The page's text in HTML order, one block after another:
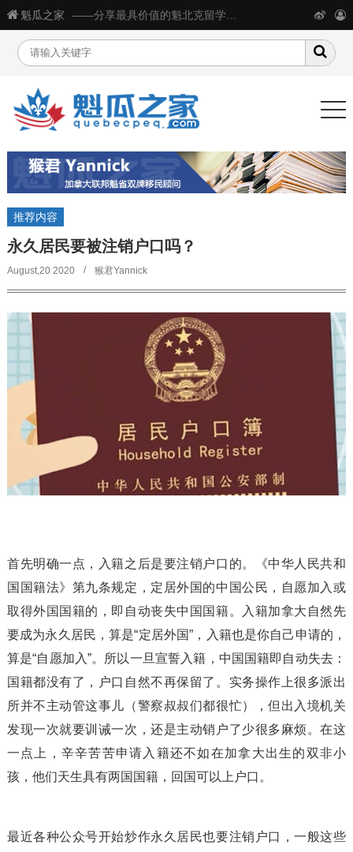
魁瓜之家 ——分享最具价值的魁北克留学移民生活信息
推荐内容
永久居民要被注销户口吗？
August,20 2020 猴君Yannick
首先明确一点，入籍之后是要注销户口的。《中华人民共和
国国籍法》第九条规定，定居外国的中国公民，自愿加入或
取得外国国籍的，即自动丧失中国国籍。入籍加拿大自然先
要成为永久居民，算是“定居外国”，入籍也是你自己申请的，
算是“自愿加入”。所以一旦宣誓入籍，中国国籍即自动失去：
国籍都没有了，户口自然不再保留了。实务操作上很多派出
所并不主动管这事儿（警察叔叔们都很忙），但出入境机关
发现一次就要训诫一次，还是主动销户了少很多麻烦。在这
一点上，辛辛苦苦申请入籍还不如在加拿大出生的双非小
孩，他们天生具有两国国籍，回国可以上户口。
最近各种公众号开始炒作永久居民也要注销户口，一般这些